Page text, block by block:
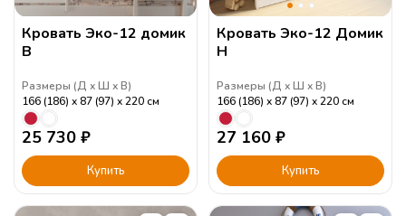
Кровать Эко-12 домик
В
Размеры (Д Ш В)
166 (186)
87 (97) 220 см
25 730 ₽
Купить
Кровать Эко-12 Домик
Н
Размеры (Д Ш В)
166 (186)
87 (97) 220 см
27 160 ₽
Купить